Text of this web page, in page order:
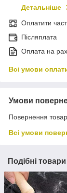
Детальніше
Оплатити
Післяплата
Оплата на
Всі умови
Умови
Повернення
Всі умови
Подібні